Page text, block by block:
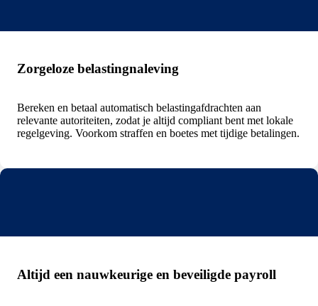
Zorgeloze belastingnaleving
Bereken en betaal automatisch belastingafdrachten aan
relevante autoriteiten, zodat je altijd compliant bent met lokale
regelgeving. Voorkom straffen en boetes met tijdige betalingen.
Altijd een nauwkeurige en beveiligde payroll